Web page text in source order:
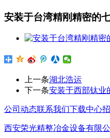
安装于台湾精刚精密的
上一条湖北浩运
下一条安装于西部钛业
公司动态联系我们下载中心
西安荣光精整冶金设备有限